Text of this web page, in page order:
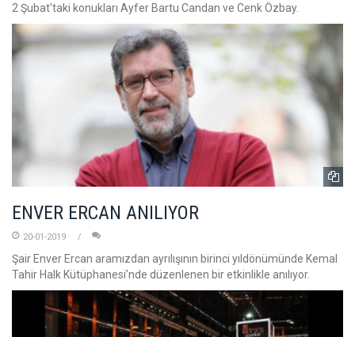
2 Şubat'taki konukları Ayfer Bartu Candan ve Cenk Özbay.
ENVER ERCAN ANILIYOR
20-01-2019
Şair Enver Ercan aramızdan ayrılışının birinci yıldönümünde Kemal
Tahir Halk Kütüphanesi’nde düzenlenen bir etkinlikle anılıyor.